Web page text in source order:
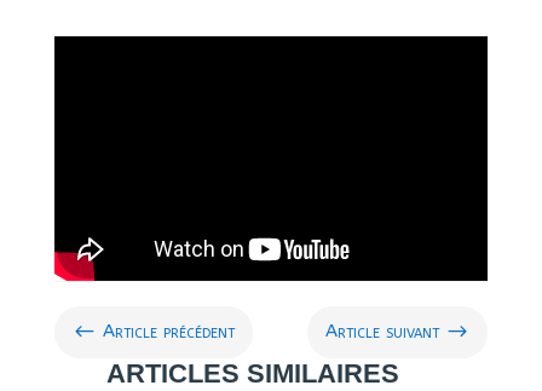
# Article précédent Article suivant $
ARTICLES SIMILAIRES